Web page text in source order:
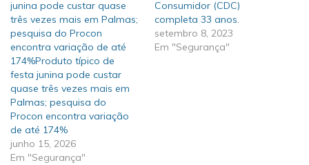
junina pode custar quase
três vezes mais em Palmas;
pesquisa do Procon
encontra variação de até
174%Produto típico de
festa junina pode custar
quase três vezes mais em
Palmas; pesquisa do
Procon encontra variação
de até 174%
junho 15, 2026
Em "Segurança"
Consumidor (CDC)
completa 33 anos.
setembro 8, 2023
Em "Segurança"